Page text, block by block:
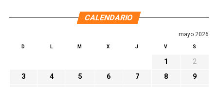
CALENDARIO
mayo 2026
D L M X J V S
1
2
3
4 5 6 7 8
9